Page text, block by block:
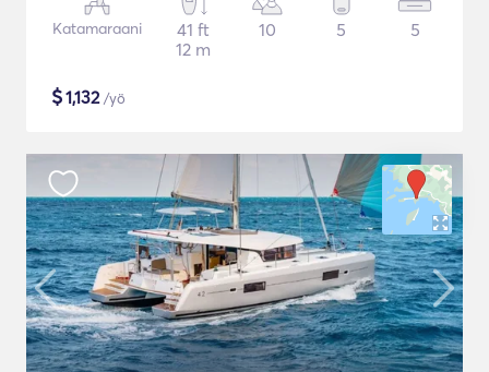
Katamaraani
41 ft
12 m
10 5 5
$1,132/yö